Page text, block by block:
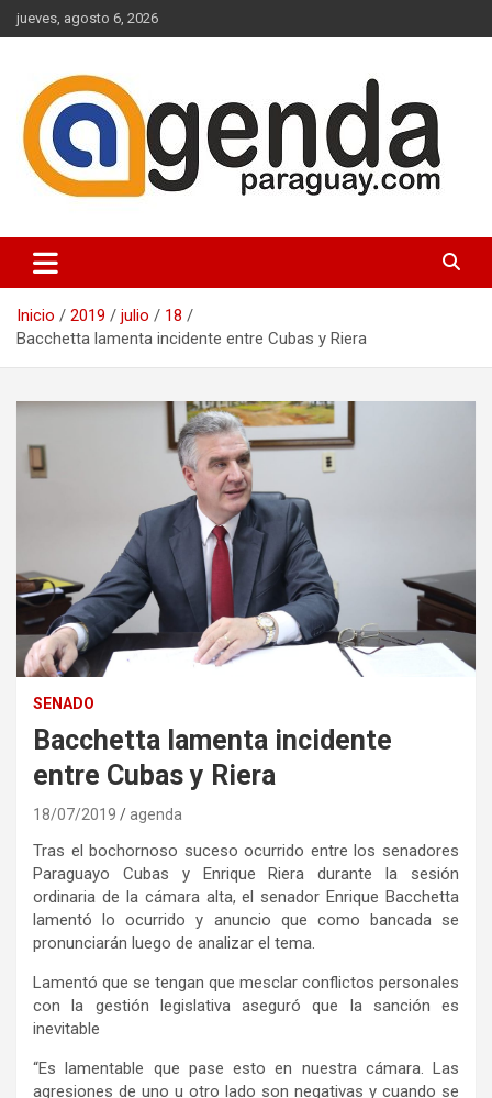
Saltar
al
jueves, agosto 6, 2026
Agenda Paraguay
Inicio 2019 julio
18
Bacchetta lamenta incidente entre Cubas y Riera
SENADO
Bacchetta lamenta incidente
entre Cubas y Riera
18/07/2019 agenda
Tras el bochornoso suceso ocurrido entre los senadores
Paraguayo Cubas y Enrique Riera durante la sesión
ordinaria de la cámara alta, el senador Enrique Bacchetta
lamentó lo ocurrido y anuncio que como bancada se
pronunciarán luego de analizar el tema.
Lamentó que se tengan que mesclar conflictos personales
con la gestión legislativa aseguró que la sanción es
inevitable
“Es lamentable que pase esto en nuestra cámara. Las
agresiones de uno u otro lado son negativas y cuando se